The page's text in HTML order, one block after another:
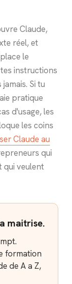
Claude,
réel, et
le
instructions
Si tu
pratique
d'usage, les
les coins
Claude au
qui
qui veulent
maitrise.
formation
de A a Z,